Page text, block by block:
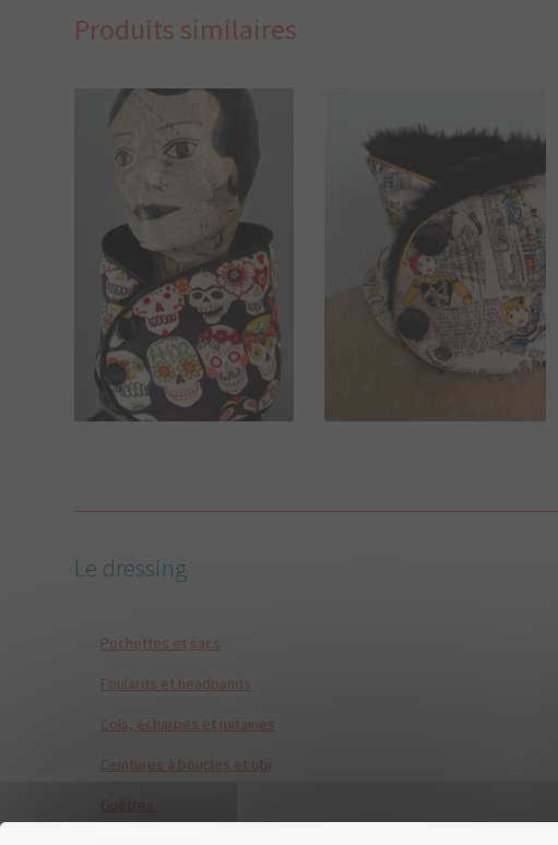
Produits similaires
38,00 €
Le dressing
Pochettes et sacs
Foulards et headbands
Cols, écharpes et mitaines
Ceintures à boucles et obi
Guêtres